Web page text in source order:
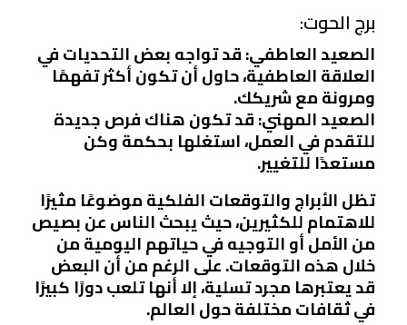
برج الحوت:
الصعيد العاطفي: قد تواجه بعض التحديات في
العلاقة العاطفية، حاول أن تكون أكثر تفهمًا
ومرونة مع شريكك.
الصعيد المهني: قد تكون هناك فرص جديدة
للتقدم في العمل، استغلها بحكمة وكن
مستعدًا للتغيير.
تظل الأبراج والتوقعات الفلكية موضوعًا مثيرًا
للاهتمام للكثيرين، حيث يبحث الناس عن بصيص
من الأمل أو التوجيه في حياتهم اليومية من
خلال هذه التوقعات. على الرغم من أن البعض
قد يعتبرها مجرد تسلية، إلا أنها تلعب دورًا كبيرًا
في ثقافات مختلفة حول العالم.